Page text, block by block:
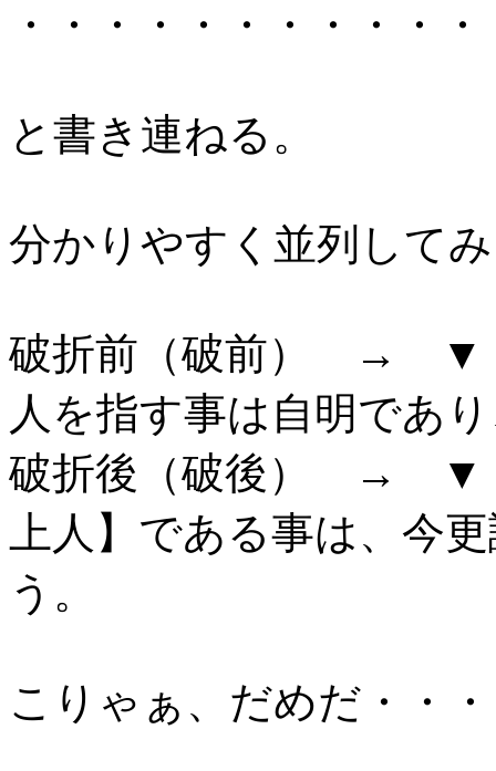
・・・・・・・・・・
と書き連ねる。
分かりやすく並列して
破折前（破前） → ▼【
人を指す事は自明であ
破折後（破後） → ▼
上人】である事は、今
う。
こりゃぁ、だめだ・・・